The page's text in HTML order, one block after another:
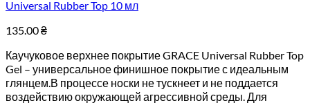
Universal Rubber Top 10 мл
135.00₴
Каучуковое верхнее покрытие GRACE Universal Rubber Top
Gel – универсальное финишное покрытие с идеальным
глянцем.В процессе носки не тускнеет и не поддается
воздействию окружающей агрессивной среды. Для